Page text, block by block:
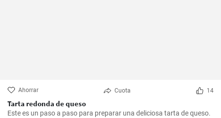
Ahorrar Cuota 14
Tarta redonda de queso
Este es un paso a paso para preparar una deliciosa tarta de queso.